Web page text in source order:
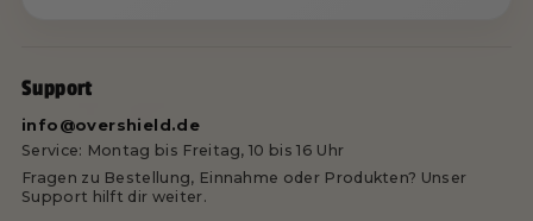
Support
info@overshield.de
Service: Montag bis Freitag, 10 bis 16 Uhr
Fragen zu Bestellung, Einnahme oder Produkten? Unser
Support hilft dir weiter.